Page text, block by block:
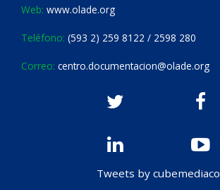
Web: www.olade.org
Teléfono: (593 2) 259 8122 / 2598 280
Correo: centro.documentacion@olade.org
Tweets by cubemediaco